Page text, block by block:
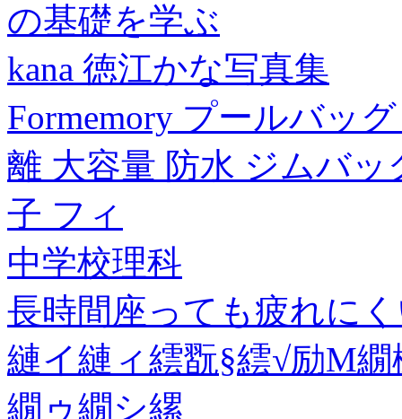
の基礎を学ぶ
kana 徳江かな写真集
Formemory プールバッ
離 大容量 防水 ジムバ
子 フィ
中学校理科
長時間座っても疲れに
縺イ縺ィ繧翫§繧√励Μ
繝ゥ繝シ縲